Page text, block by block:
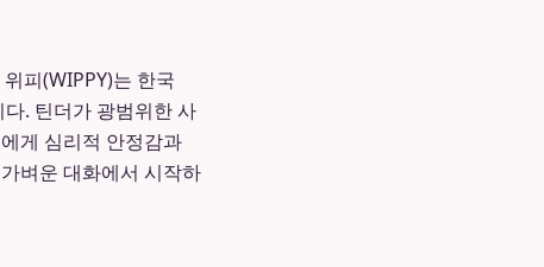
피(WIPPY)는 한국
. 틴더가 광범위한 사
게 심리적 안정감과
벼운 대화에서 시작하